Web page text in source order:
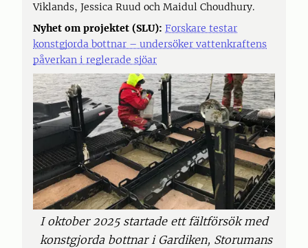
Viklands, Jessica Ruud och Maidul Choudhury.
Nyhet om projektet (SLU): Forskare testar
konstgjorda bottnar – undersöker vattenkraftens
påverkan i reglerade sjöar
I oktober 2025 startade ett fältförsök med
konstgjorda bottnar i Gardiken, Storumans